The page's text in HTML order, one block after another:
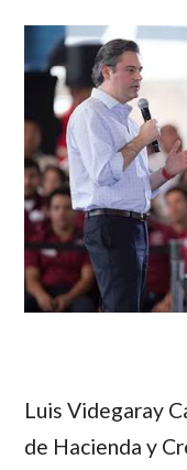
Luis Videgaray
de Hacienda y